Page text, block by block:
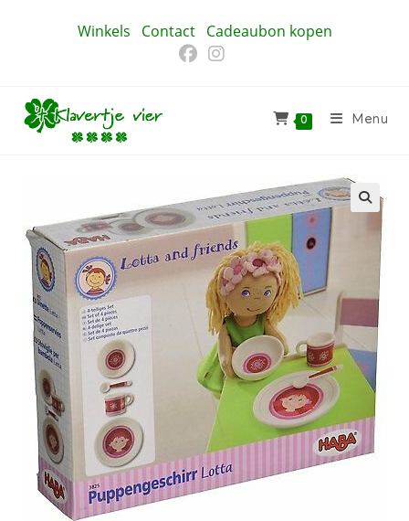
Winkels Contact Cadeaubon kopen
0 Menu